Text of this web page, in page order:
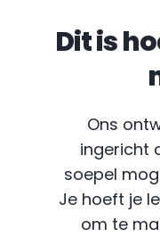
Dit is
Ons
ingericht
soepel
Je hoeft je
om te